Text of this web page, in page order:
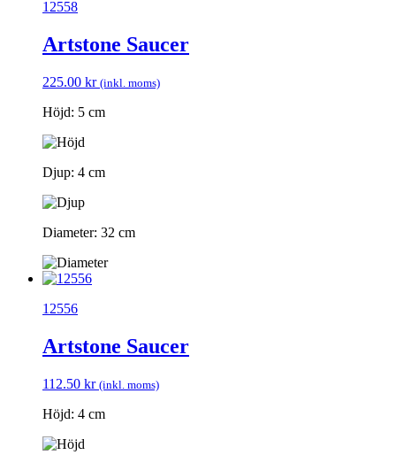
12558
Artstone Saucer
225.00 kr (inkl. moms)
Höjd: 5 cm
Djup: 4 cm
Diameter: 32 cm
12556
Artstone Saucer
112.50 kr (inkl. moms)
Höjd: 4 cm